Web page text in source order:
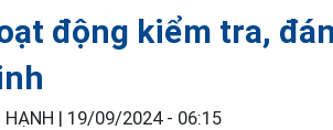
động kiểm tra,
HẠNH | 19/09/2024 - 06:15